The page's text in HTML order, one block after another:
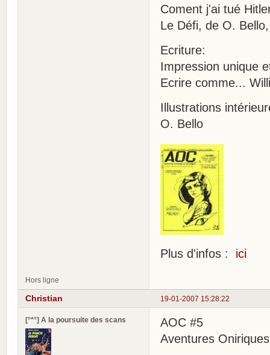
Coment j'ai tué
Le Défi, de O.
Ecriture:
Impression unique
Ecrire comme...
Illustrations
O. Bello
Plus d'infos : ici
Hors ligne
19-01-2007 15:28:22
Christian
[°*°] A la poursuite des scans
AOC #5
Aventures